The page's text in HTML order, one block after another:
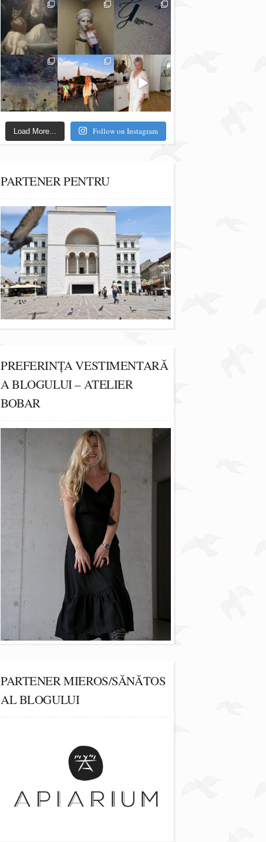
Load More... Follow on Instagram
PARTENER PENTRU
PREFERINȚA VESTIMENTARĂ
A BLOGULUI – ATELIER
BOBAR
PARTENER MIEROS/SĂNĂTOS
AL BLOGULUI